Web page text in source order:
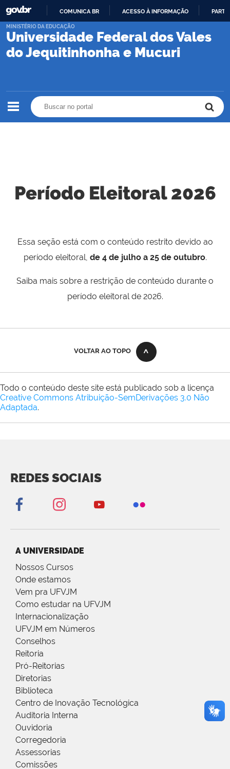
PARA
CONTEÚDO
COMUNICA BR ACESSO À INFORMAÇÃO
Universidade Federal dos Vales
do Jequitinhonha e Mucuri
MINISTÉRIO DA EDUCAÇÃO
Período Eleitoral 2026
Essa seção está com o conteúdo restrito devido ao
período eleitoral, de 4 de julho a 25 de outubro.
Saiba mais sobre a restrição de conteúdo durante o
período eleitoral de 2026.
VOLTAR AO TOPO
Todo o conteúdo deste site está publicado sob a licença
Creative Commons Atribuição-SemDerivações 3.0 Não
Adaptada.
REDES SOCIAIS
A UNIVERSIDADE
Nossos Cursos
Onde estamos
Vem pra UFVJM
Como estudar na UFVJM
Internacionalização
UFVJM em Números
Conselhos
Reitoria
Pró-Reitorias
Diretorias
Biblioteca
Centro de Inovação Tecnológica
Auditoria Interna
Ouvidoria
Corregedoria
Assessorias
Comissões